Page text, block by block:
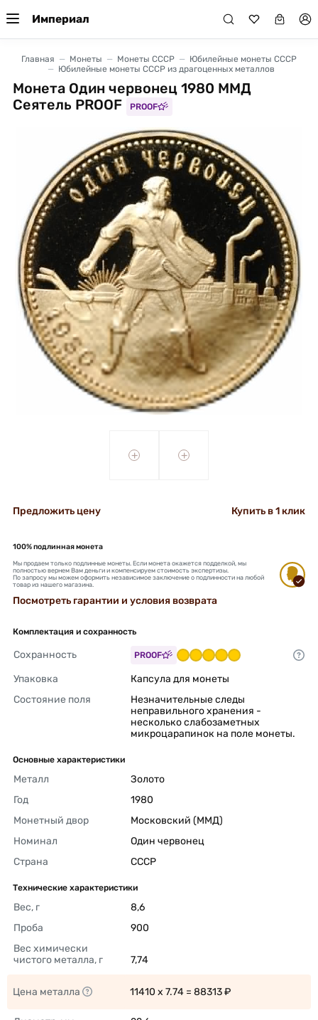
Империал
Главная Монеты Монеты СССР
Юбилейные монеты СССР
Юбилейные монеты СССР из драгоценных металлов
Монета Один червонец 1980 ММД
Сеятель PROOF
PROOF
+ +
Предложить цену Купить в 1 клик
100% подлинная монета
Мы продаем только подлинные монеты. Если монета окажется подделкой, мы
полностью вернем Вам деньги и компенсируем стоимость экспертизы.
По запросу мы можем оформить независимое заключение о подлинности на любой
товар из нашего магазина.
Посмотреть гарантии и условия возврата
Комплектация и сохранность
Сохранность PROOF
Упаковка
Капсула для монеты
Состояние поля
Незначительные следы
неправильного хранения -
несколько слабозаметных
микроцарапинок на поле монеты.
Основные характеристики
Металл
Золото
Год
1980
Монетный двор
Московский (ММД)
Номинал
Один червонец
Страна
СССР
Технические характеристики
Вес, г
8,6
Проба
900
Вес химически
чистого металла, г
7,74
Цена металла 11410 x 7.74 = 88313 ₽